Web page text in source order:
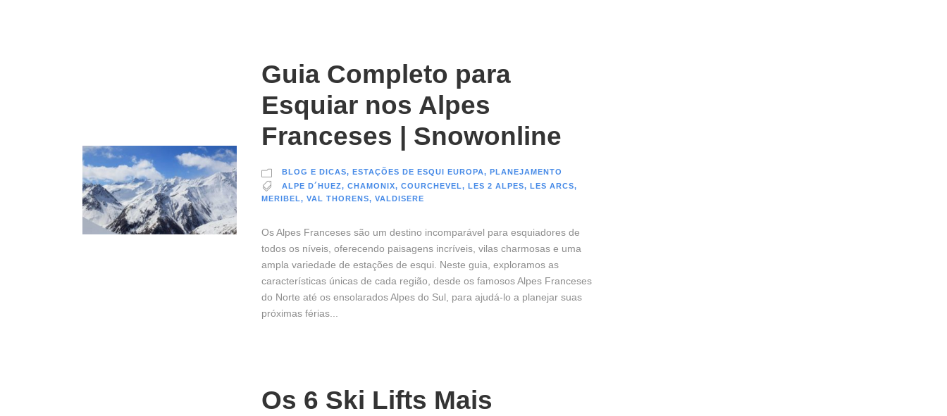
Guia Completo para
Esquiar nos Alpes
Franceses | Snowonline
BLOG E DICAS, ESTAÇÕES DE ESQUI EUROPA, PLANEJAMENTO
ALPE D´HUEZ, CHAMONIX, COURCHEVEL, LES 2 ALPES, LES ARCS,
MERIBEL, VAL THORENS, VALDISERE
Os Alpes Franceses são um destino incomparável para esquiadores de
todos os níveis, oferecendo paisagens incríveis, vilas charmosas e uma
ampla variedade de estações de esqui. Neste guia, exploramos as
características únicas de cada região, desde os famosos Alpes Franceses
do Norte até os ensolarados Alpes do Sul, para ajudá-lo a planejar suas
próximas férias...
Os 6 Ski Lifts Mais